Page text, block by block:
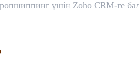
үшін Zoho CRM-ге